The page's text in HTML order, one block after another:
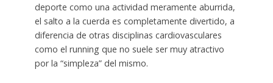
deporte como una actividad meramente aburrida,
el salto a la cuerda es completamente divertido, a
diferencia de otras disciplinas cardiovasculares
como el running que no suele ser muy atractivo
por la “simpleza” del mismo.